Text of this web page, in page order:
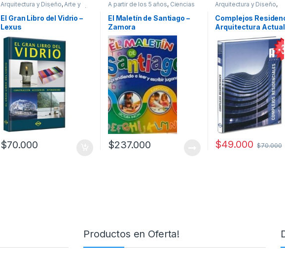
Arquitectura y Diseño,Arte y
Afines
Decoración
Decoración
y Muebles ,Diseño, Hogar y
Manualidades,Ofertas,
Profesionales y tecnicos
El Gran Libro del Vidrio –
Lexus
$70.000
A partir de los 5 años, Ciencias
Sociales
Educación y Pedagogía,Infantil
Interes General,Padres e Hijos
Profesionales y tecnicos
El Maletín de Santiago –
Zamora
$237.000
Arquitectura y Diseño,
Arquitectura y Urbanismo
Decoración,Diseño,
Profesionales y
Complejos
Arquitectura Actual
$49.000 $70.000
Productos en Oferta!